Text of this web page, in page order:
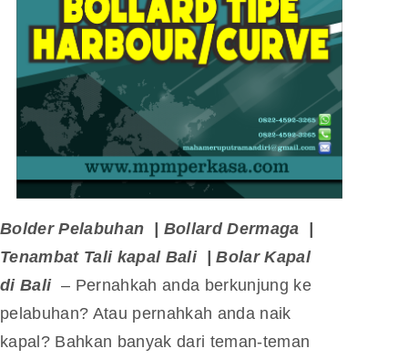
Bolder Pelabuhan | Bollard Dermaga |
Tenambat Tali kapal Bali | Bolar Kapal
di Bali – Pernahkah anda berkunjung ke
pelabuhan? Atau pernahkah anda naik
kapal? Bahkan banyak dari teman-teman